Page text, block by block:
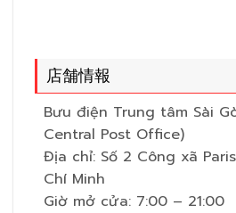
店舗情報
Bưu điện Trung tâm Sài
Central Post Office)
Địa chỉ: Số 2 Công xã
Chí Minh
Giờ mở cửa: 7:00 – 21:00